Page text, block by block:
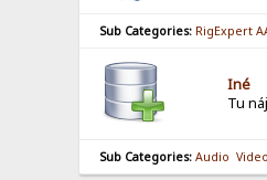
Sub Categories: RigExpert
Iné
Tu
Sub Categories:Audio Video